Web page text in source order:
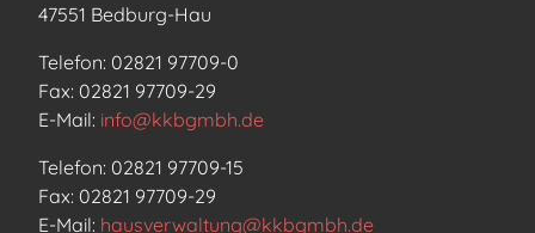
47551 Bedburg-Hau
Telefon: 02821 97709-0
Fax: 02821 97709-29
E-Mail: info@kkbgmbh.de
Telefon: 02821 97709-15
Fax: 02821 97709-29
E-Mail: hausverwaltung@kkbgmbh.de